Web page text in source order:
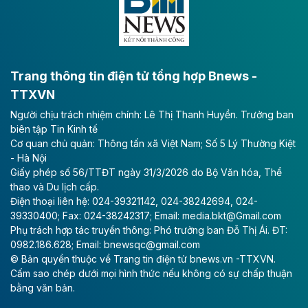
Long Thành
Tổng công ty Cảng hàng không Việt Nam - CTCP
(ACV) vừa lập kỷ lục mới về lợi nhuận trong quý
II/2026.
Theo baodautu.vn
Vinaconex lập đỉnh doanh thu
Tổng CTCP Xuất nhập khẩu và Xây dựng Việt Nam
(Vinaconex) đã khép lại nửa đầu năm với doanh thu
thuần gần 7.268 tỷ đồng, tăng 4% so với cùng kỳ và
cũng là mức cao nhất lịch sử hoạt động của doanh
nghiệp.
Trang thông tin điện tử tổng hợp Bnews -
TTXVN
Người chịu trách nhiệm chính: Lê Thị Thanh Huyền. Trưởng ban
biên tập Tin Kinh tế
Cơ quan chủ quản: Thông tấn xã Việt Nam; Số 5 Lý Thường Kiệt
- Hà Nội
Giấy phép số 56/TTĐT ngày 31/3/2026 do Bộ Văn hóa, Thể
thao và Du lịch cấp.
Điện thoại liên hệ: 024-39321142, 024-38242694, 024-
39330400; Fax: 024-38242317; Email: media.bkt@Gmail.com
Phụ trách hợp tác truyền thông: Phó trưởng ban Đỗ Thị Ái. ĐT:
0982.186.628; Email: bnewsqc@gmail.com
© Bản quyền thuộc về Trang tin điện tử bnews.vn -TTXVN.
Cấm sao chép dưới mọi hình thức nếu không có sự chấp thuận
bằng văn bản.